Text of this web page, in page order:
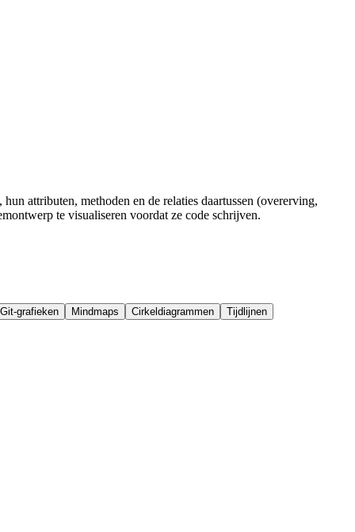
attributen, methoden en de relaties daartussen (overerving,
te visualiseren voordat ze code schrijven.
Git-grafieken Mindmaps Cirkeldiagrammen
Tijdlijnen